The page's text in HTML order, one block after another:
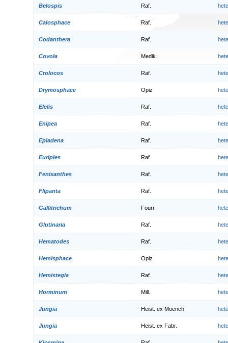
Belospis Raf.
Calosphace Raf.
Codanthera Raf.
Covola Medik.
Crolocos Raf.
Drymosphace Opiz
Elelis Raf.
Enipea Raf.
Epiadena Raf.
Euriples Raf.
Fenixanthes Raf.
Flipanta Raf.
Gallitrichum Fourr.
Glutinaria Raf.
Hematodes Raf.
Hemisphace Opiz
Hemistegia Raf.
Horminum Mill.
Jungia Heist. ex Moench
Jungia Heist. ex Fabr.